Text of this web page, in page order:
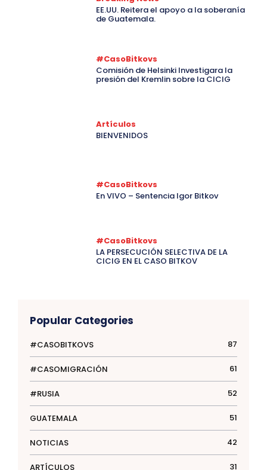
EE.UU. Reitera el apoyo a la soberanía
de Guatemala.
#CasoBitkovs
Comisión de Helsinki Investigara la
presión del Kremlin sobre la CICIG
Artículos
BIENVENIDOS
#CasoBitkovs
En VIVO – Sentencia Igor Bitkov
#CasoBitkovs
LA PERSECUCIÓN SELECTIVA DE LA
CICIG EN EL CASO BITKOV
Popular Categories
#CASOBITKOVS 87
#CASOMIGRACIÓN 61
#RUSIA 52
GUATEMALA 51
NOTICIAS 42
ARTÍCULOS 31